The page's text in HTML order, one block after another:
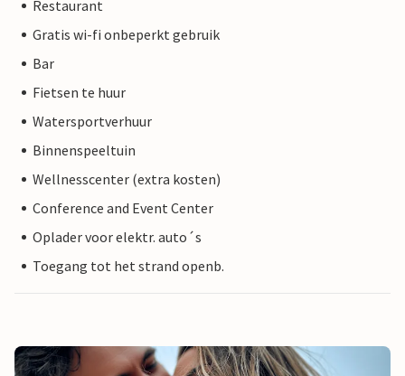
Restaurant
Gratis wi-fi onbeperkt gebruik
Bar
Fietsen te huur
Watersportverhuur
Binnenspeeltuin
Wellnesscenter (extra kosten)
Conference and Event Center
Oplader voor elektr. auto´s
Toegang tot het strand openb.